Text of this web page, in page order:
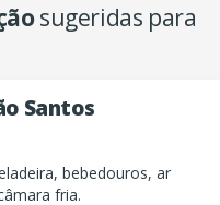
sugeridas para
Santos
bebedouros, ar
fria.